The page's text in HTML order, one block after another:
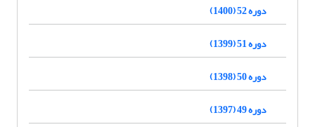
دوره 52 (1400)
دوره 51 (1399)
دوره 50 (1398)
دوره 49 (1397)